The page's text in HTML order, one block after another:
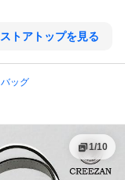
ストアトップを見る
バッグ
1/10